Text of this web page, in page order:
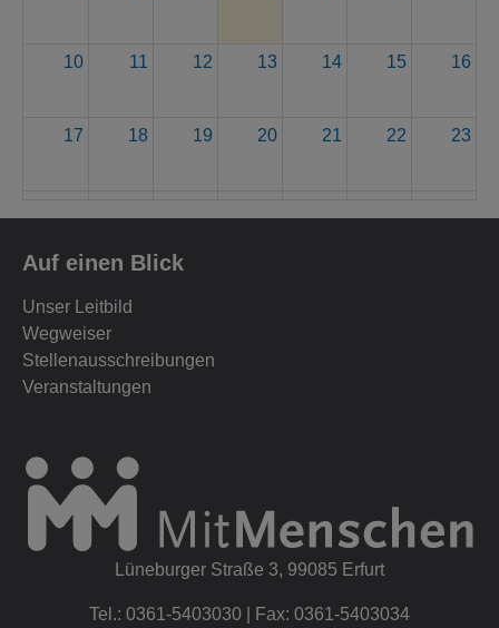
10 11 12 13 14 15 16
17 18 19 20 21 22 23
Auf einen Blick
Unser Leitbild
Wegweiser
Stellenausschreibungen
Veranstaltungen
Lüneburger Straße 3, 99085 Erfurt
Tel.: 0361-5403030 | Fax: 0361-5403034